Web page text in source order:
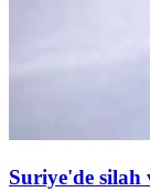
Suriye'de silah